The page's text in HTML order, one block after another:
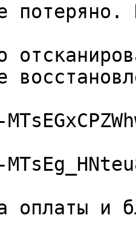
потеряно.
оплаты и